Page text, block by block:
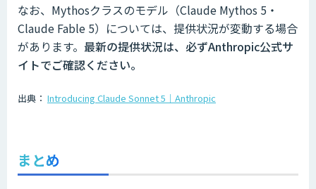
なお、Mythosクラスのモデル（Claude Mythos 5・
Claude Fable 5）については、提供状況が変動する場合
があります。 最新の提供状況は、必ずAnthropic公式サ
イトでご確認ください。
出典： Introducing Claude Sonnet 5｜Anthropic
まとめ